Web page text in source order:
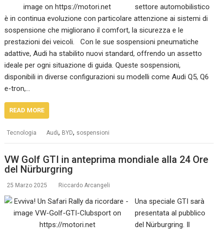
settore automobilistico
è in continua evoluzione con particolare attenzione ai sistemi di
sospensione che migliorano il comfort, la sicurezza e le
prestazioni dei veicoli. Con le sue sospensioni pneumatiche
adattive, Audi ha stabilito nuovi standard, offrendo un assetto
ideale per ogni situazione di guida. Queste sospensioni,
disponibili in diverse configurazioni su modelli come Audi Q5, Q6
e-tron,…
READ MORE
Tecnologia Audi, BYD, sospensioni
VW Golf GTI in anteprima mondiale alla 24 Ore
del Nürburgring
25 Marzo 2025 Riccardo Arcangeli
Una speciale GTI sarà
presentata al pubblico
del Nürburgring. Il